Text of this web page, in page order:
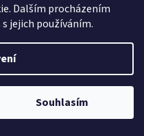
Dalším procházením
jejich používáním.
Souhlasím
Shoptet